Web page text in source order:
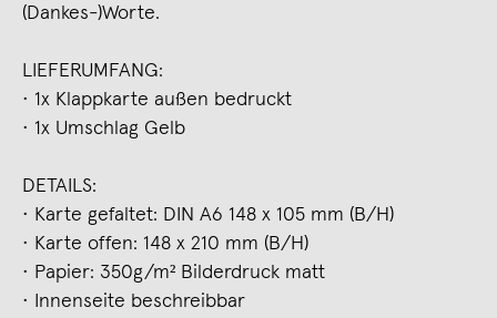
(Dankes-)Worte.
LIEFERUMFANG:
• 1x Klappkarte außen bedruckt
• 1x Umschlag Gelb
DETAILS:
• Karte gefaltet: DIN A6 148 x 105 mm (B/H)
• Karte offen: 148 x 210 mm (B/H)
• Papier: 350g/m² Bilderdruck matt
• Innenseite beschreibbar